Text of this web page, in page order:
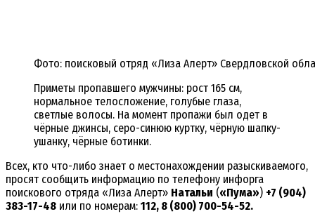
Фото: поисковый отряд «Лиза Алерт» Свердловской
Приметы пропавшего мужчины: рост 165 см,
нормальное телосложение, голубые глаза,
светлые волосы. На момент пропажи был одет в
чёрные джинсы, серо-синюю куртку, чёрную шапку-
ушанку, чёрные ботинки.
Всех, кто что-либо знает о местонахождении разыскиваемого,
просят сообщить информацию по телефону инфорга
поискового отряда «Лиза Алерт» Натальи («Пума») +7 (904)
383-17-48 или по номерам: 112, 8 (800) 700-54-52.